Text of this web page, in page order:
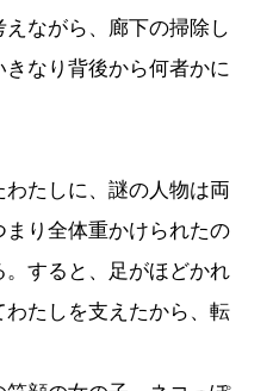
ながら、廊下の掃除し
なり背後から何者かに
たしに、謎の人物は両
り全体重かけられたの
すると、足がほどかれ
たしを支えたから、転